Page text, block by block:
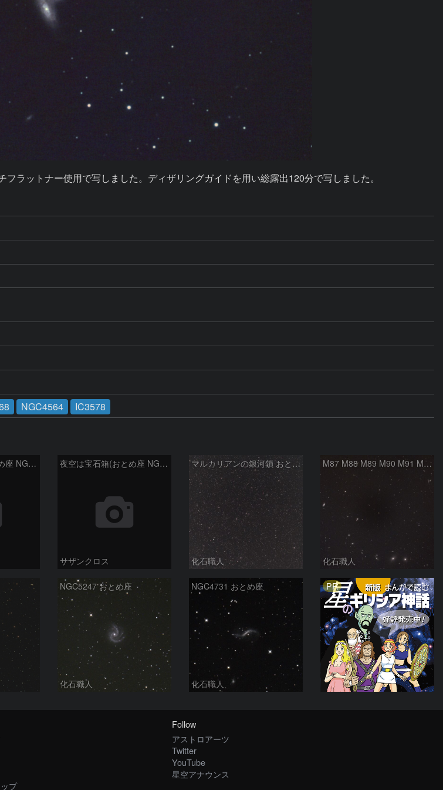
ラットナー使用で写しました。ディザリングガイドを用い総露出120分で写しました。
NGC4564 IC3578
夜空は宝石箱(おとめ座 NGC5566) Seestar50 夜空は宝石箱(おとめ座 NGC5746) Seestar50
サザンクロス
マルカリアンの銀河鎖 おとめ座・ かみのけ座の銀河
化石職人
M87 M88 M89 M90 M91 M100 マルカリアンの銀河鎖 おとめ座 かみのけ座
化石職人
NGC5247 おとめ座
化石職人
NGC4731 おとめ座
化石職人
PR
プ
Follow
アストロアーツ
Twitter
YouTube
星空アナウンス